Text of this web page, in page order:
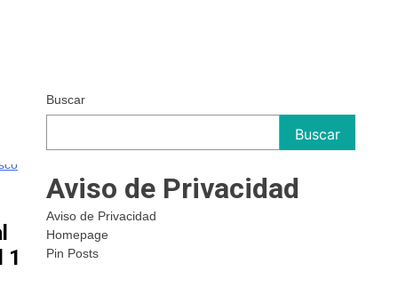
1
Buscar
Buscar
Aviso de Privacidad
Aviso de Privacidad
Homepage
Pin Posts